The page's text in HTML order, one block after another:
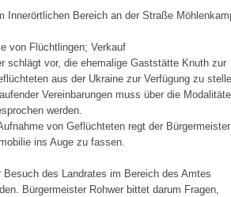
Innerörtlichen Bereich an der Straße
von Flüchtlingen; Verkauf
schlägt vor, die ehemalige Gaststätte Knuth zur
aus der Ukraine zur Verfügung zu
Vereinbarungen muss über die
werden.
von Geflüchteten regt der
ins Auge zu fassen.
Besuch des Landrates im Bereich des Amtes
Bürgermeister Rohwer bittet darum Fragen,